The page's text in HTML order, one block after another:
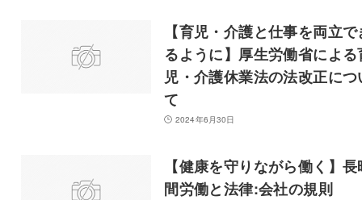
【育児・介護と仕事を両立で
るように】厚生労働省による
児・介護休業法の法改正につ
て
2024年6月30日
【健康を守りながら働く】長
間労働と法律:会社の規則